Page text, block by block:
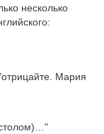
несколько
Мария